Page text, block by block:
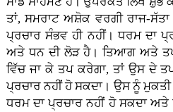
ਤਾਂ, ਸਮਰਾਟ ਅਸ਼ੋਕ ਵਰਗੀ ਰਾਜ-ਸੱਤਾ
ਪ੍ਰਚਾਰ ਸੰਭਵ ਹੀ ਨਹੀਂ। ਧਰਮ ਦਾ
ਅਤੇ ਧਨ ਦੀ ਲੋੜ ਹੈ। ਤਿਆਗ ਅਤੇ
ਵਿੱਚ ਜਾ ਕੇ ਤਪ ਕਰੇਗਾ, ਤਾਂ ਉਸ ਦੇ
ਪ੍ਰਚਾਰ ਨਹੀਂ ਹੋ ਸਕਦਾ। ਉਸ ਨੂੰ
ਧਰਮ ਦਾ ਪ੍ਰਚਾਰ ਨਹੀਂ ਹੋ ਸਕਦਾ